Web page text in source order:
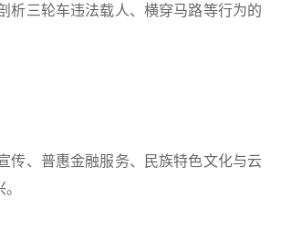
析三轮车违法载人、横穿马路等行为的
传、普惠金融服务、民族特色文化与云